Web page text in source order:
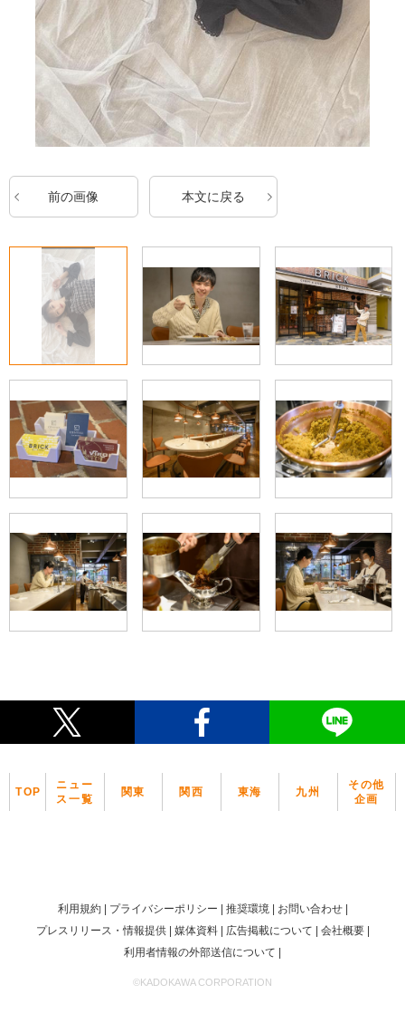
前の画像 本文に戻る
TOP
ニュー
ス一覧
関東 関西 東海 九州
その他
企画
利用規約 プライバシーポリシー 推奨環境
お問い合わせ
プレスリリース・情報提供
媒体資料 広告掲載について
会社概要
利用者情報の外部送信について
©KADOKAWA CORPORATION